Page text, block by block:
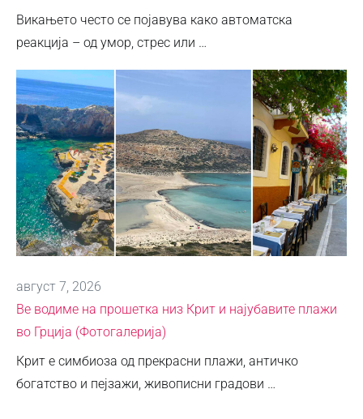
Викањето често се појавува како автоматска
реакција – од умор, стрес или …
август 7, 2026
Ве водиме на прошетка низ Крит и најубавите плажи
во Грција (Фотогалерија)
Крит е симбиоза од прекрасни плажи, античко
богатство и пејзажи, живописни градови …